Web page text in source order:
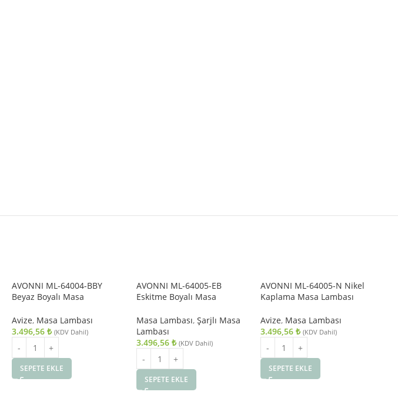
AVONNI ML-64004-BBY
Beyaz Boyalı Masa
12cm
Avize, Masa Lambası
3.496,56 ₺ (KDV Dahil)
SEPETE EKLE
AVONNI ML-64005-EB
Eskitme Boyalı Masa
11cm
Masa Lambası, Şarjlı Masa
Lambası
3.496,56 ₺ (KDV Dahil)
SEPETE EKLE
AVONNI ML-64005-N Nikel
Kaplama Masa Lambası
Avize, Masa Lambası
3.496,56₺ (KDV Dahil)
SEPETE EKLE